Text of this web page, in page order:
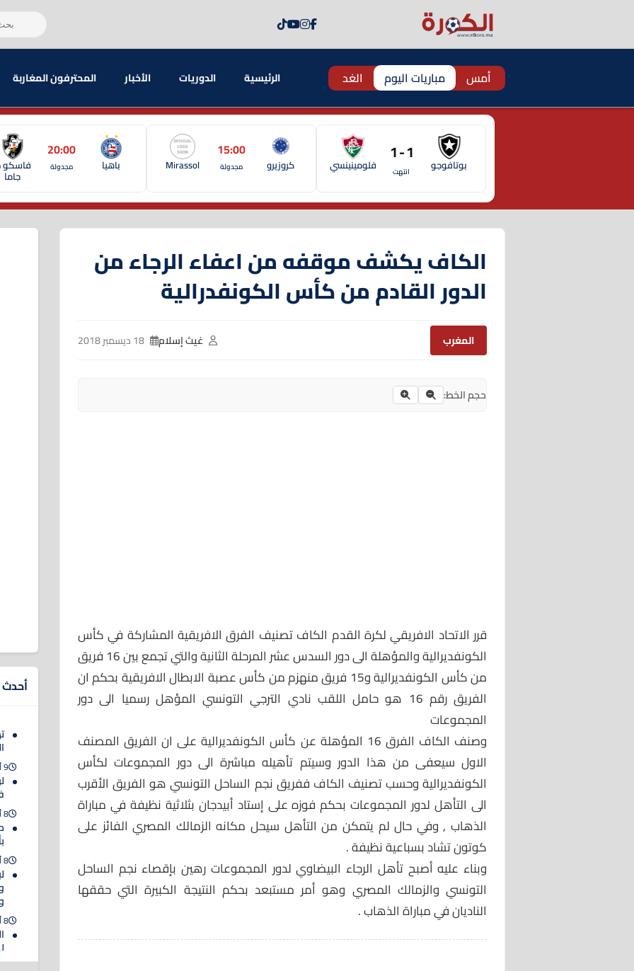
أمس مباريات اليوم الغد الرئيسية الدوريات الأخبار المحترفون المغاربة
بوتافوجو 1 - 1
انتهت فلومينينسي كروزيرو
15:00
مجدولة Mirassol باهيا
20:00
مجدولة فاسكو
جاما
الكاف يكشف موقفه من اعفاء الرجاء من
الدور القادم من كأس الكونفدرالية
المغرب غيث إسلام
حجم الخط:
قرر الاتحاد الافريقي لكرة القدم الكاف تصنيف الفرق الافريقية المشاركة في كأس
الكونفديرالية والمؤهلة الى دور السدس عشر المرحلة الثانية والتي تجمع بين 16 فريق
من كأس الكونفديرالية و15 فريق منهزم من كأس عصبة الابطال الافريقية بحكم ان
الفريق رقم 16 هو حامل اللقب نادي الترجي التونسي المؤهل رسميا الى دور
المجموعات
وصنف الكاف الفرق 16 المؤهلة عن كأس الكونفديرالية على ان الفريق المصنف
الاول سيعفى من هذا الدور وسيتم تأهيله مباشرة الى دور المجموعات لكأس
الكونفديرالية وحسب تصنيف الكاف ففريق نجم الساحل التونسي هو الفريق الأقرب
الى التأهل لدور المجموعات بحكم فوزه على إستاد أبيدجان بثلاثية نظيفة في مباراة
الذهاب , وفي حال لم يتمكن من التأهل سيحل مكانه الزمالك المصري الفائز على
كوتون تشاد بسباعية نظيفة .
وبناء عليه أصبح تأهل الرجاء البيضاوي لدور المجموعات رهين بإقصاء نجم الساحل
التونسي والزمالك المصري وهو أمر مستبعد بحكم النتيجة الكبيرة التي حققها
الناديان في مباراة الذهاب .
أحدث
9 أغسطس 2026
8 أغسطس 2026
8 أغسطس 2026
8 أغسطس 2026